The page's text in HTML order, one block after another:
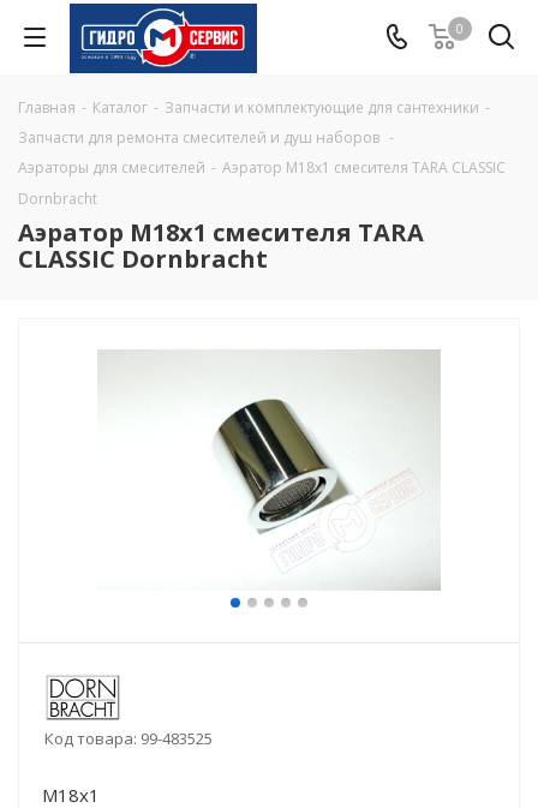
0
Главная - Каталог - Запчасти и комплектующие для сантехники -
Запчасти для ремонта смесителей и душ наборов -
Аэраторы для смесителей - Аэратор M18x1 смесителя TARA CLASSIC
Dornbracht
Аэратор M18x1 смесителя TARA
CLASSIC Dornbracht
Код товара: 99-483525
М18х1